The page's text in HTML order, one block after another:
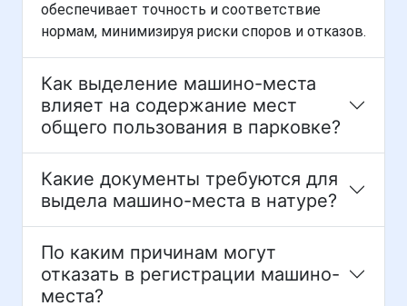
обеспечивает точность и соответствие
нормам, минимизируя риски споров и отказов.
Как выделение машино-места
влияет на содержание мест
общего пользования в парковке?
Какие документы требуются для
выдела машино-места в натуре?
По каким причинам могут
отказать в регистрации машино-
места?